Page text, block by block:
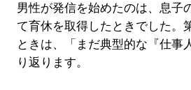
男性が発信を始めたのは、息子
て育休を取得したときでした。
ときは、「まだ典型的な『仕事
り返ります。